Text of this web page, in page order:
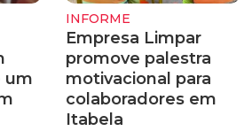
um
INFORME
Empresa Limpar
promove palestra
motivacional para
colaboradores em
Itabela